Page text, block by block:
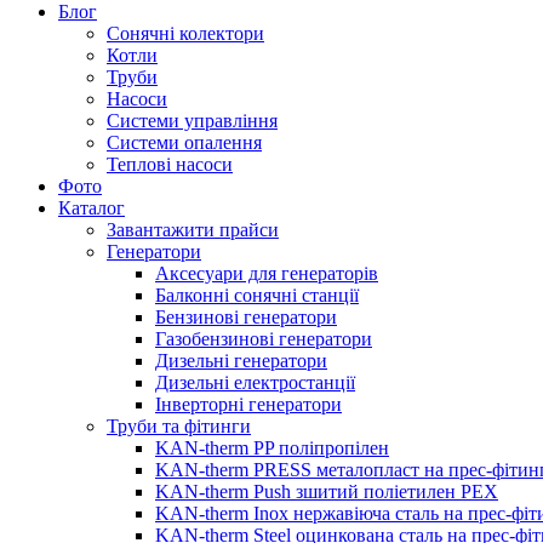
Блог
Сонячні колектори
Котли
Труби
Насоси
Системи управління
Системи опалення
Теплові насоси
Фото
Каталог
Завантажити прайси
Генератори
Аксесуари для генераторів
Балконні сонячні станції
Бензинові генератори
Газобензинові генератори
Дизельні генератори
Дизельні електростанції
Інверторні генератори
Труби та фітинги
KAN-therm PP поліпропілен
KAN-therm PRESS металопласт на прес-
KAN-therm Push зшитий поліетилен PEX
KAN-therm Inox нержавіюча сталь на прес-
KAN-therm Steel оцинкована сталь на прес-